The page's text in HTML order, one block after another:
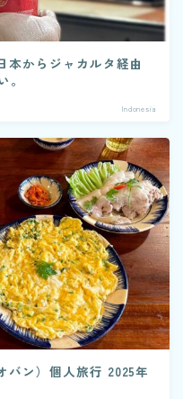
本からジャカルタ経由
Indonesia
バン）個人旅行 2025年